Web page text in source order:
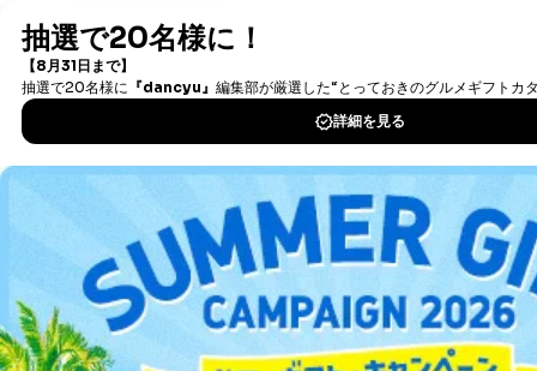
日本語能力試験Ｎ３レベルの読解分野の対策問題集！合格レベル
に必要な読解力が身につく！
詳細をみる ＞